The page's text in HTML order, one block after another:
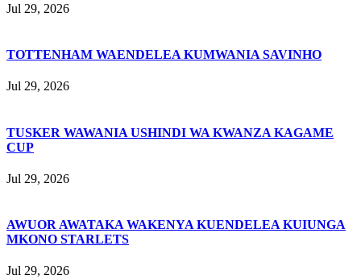
Jul 29, 2026
TOTTENHAM WAENDELEA KUMWANIA SAVINHO
Jul 29, 2026
TUSKER WAWANIA USHINDI WA KWANZA KAGAME
CUP
Jul 29, 2026
AWUOR AWATAKA WAKENYA KUENDELEA KUIUNGA
MKONO STARLETS
Jul 29, 2026